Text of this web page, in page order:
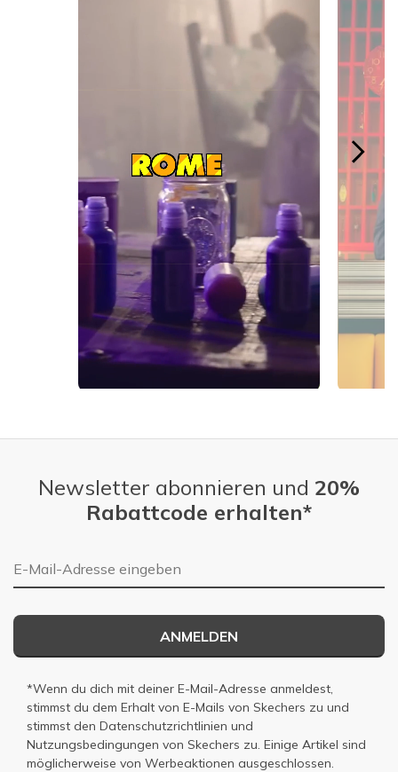
Newsletter abonnieren und 20%
Rabattcode erhalten*
E-Mail-Adresse
ANMELDEN
*Wenn du dich mit deiner E-Mail-Adresse anmeldest,
stimmst du dem Erhalt von E-Mails von Skechers zu und
stimmst den Datenschutzrichtlinien und
Nutzungsbedingungen von Skechers zu. Einige Artikel sind
möglicherweise von Werbeaktionen ausgeschlossen.